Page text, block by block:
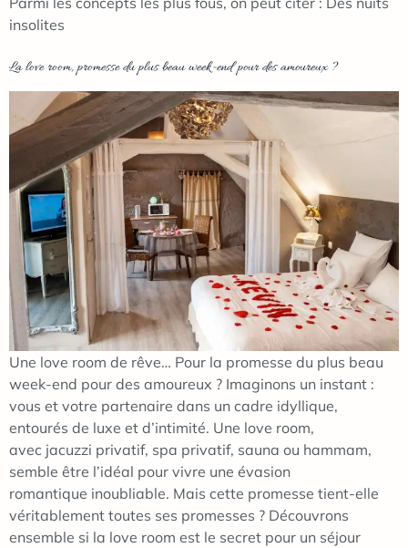
insolites
La love room, promesse du plus beau week-end pour des amoureux ?
Une love room de rêve… Pour la promesse du plus beau
week-end pour des amoureux ? Imaginons un instant :
vous et votre partenaire dans un cadre idyllique,
entourés de luxe et d’intimité. Une love room,
avec jacuzzi privatif, spa privatif, sauna ou hammam,
semble être l’idéal pour vivre une évasion
romantique inoubliable. Mais cette promesse tient-elle
véritablement toutes ses promesses ? Découvrons
ensemble si la love room est le secret pour un séjour